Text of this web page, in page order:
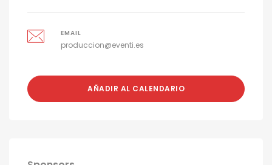
EMAIL
produccion@eventi.es
AÑADIR AL CALENDARIO